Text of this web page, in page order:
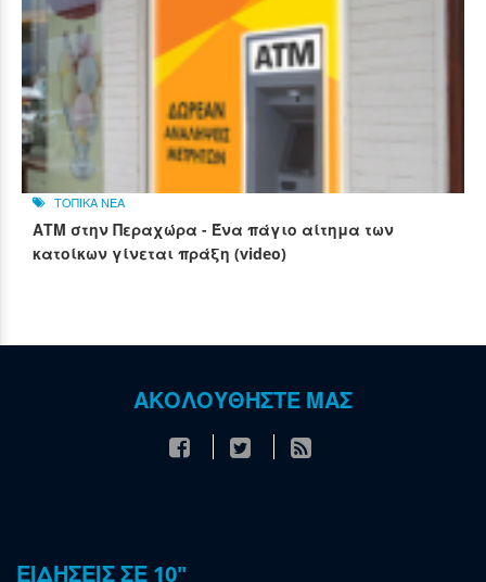
ΤΟΠΙΚΑ ΝΕΑ
ΑΤΜ στην Περαχώρα - Ένα πάγιο αίτημα των
κατοίκων γίνεται πράξη (video)
ΑΚΟΛΟΥΘΗΣΤΕ ΜΑΣ
ΕΙΔΗΣΕΙΣ ΣΕ 10"